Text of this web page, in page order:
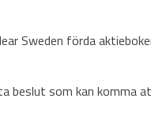
Sweden förda
som kan komma